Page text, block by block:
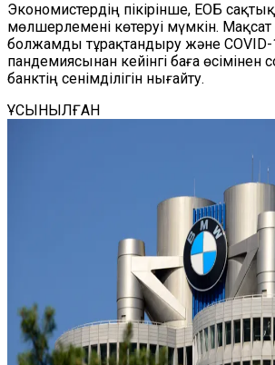
Экономистердің пікірінше, ЕОБ
мөлшерлемені көтеруі мүмкін.
болжамды тұрақтандыру және COVID-
пандемиясынан кейінгі баға өсімінен
банктің сенімділігін нығайту.
ҰСЫНЫЛҒАН